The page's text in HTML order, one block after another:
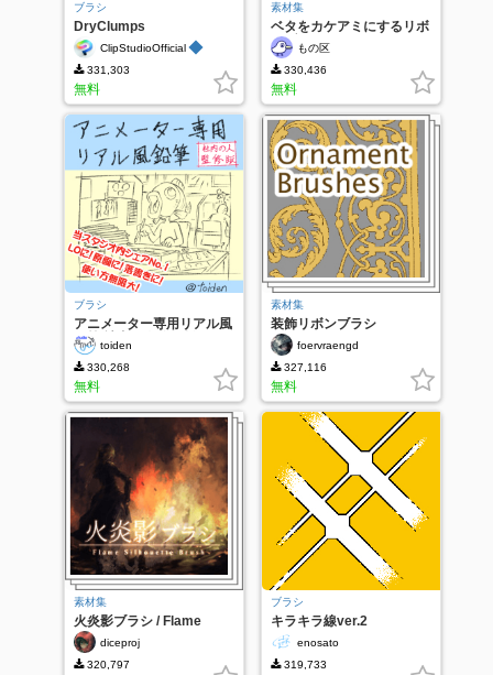
ブラシ
DryClumps
ClipStudioOfficial ◆
331,303
無料
素材集
ベタをカケアミにするリボ
ンブラシなど
もの区
330,436
無料
ブラシ
アニメーター専用リアル風
鉛筆 社内の人監修版
toiden
330,268
無料
素材集
装飾リボンブラシ
foervraengd
327,116
無料
素材集
火炎影ブラシ / Flame
Silhouette Brush
diceproj
320,797
ブラシ
キラキラ線ver.2
enosato
319,733